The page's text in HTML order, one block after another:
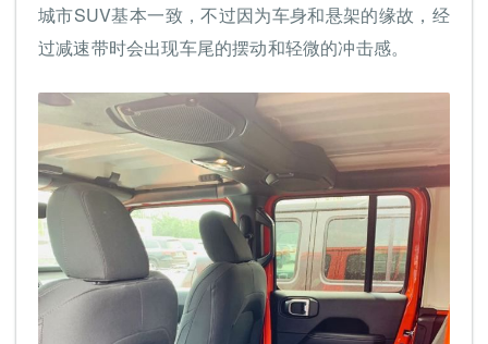
城市SUV基本一致，不过因为车身和悬架的缘故，经
过减速带时会出现车尾的摆动和轻微的冲击感。